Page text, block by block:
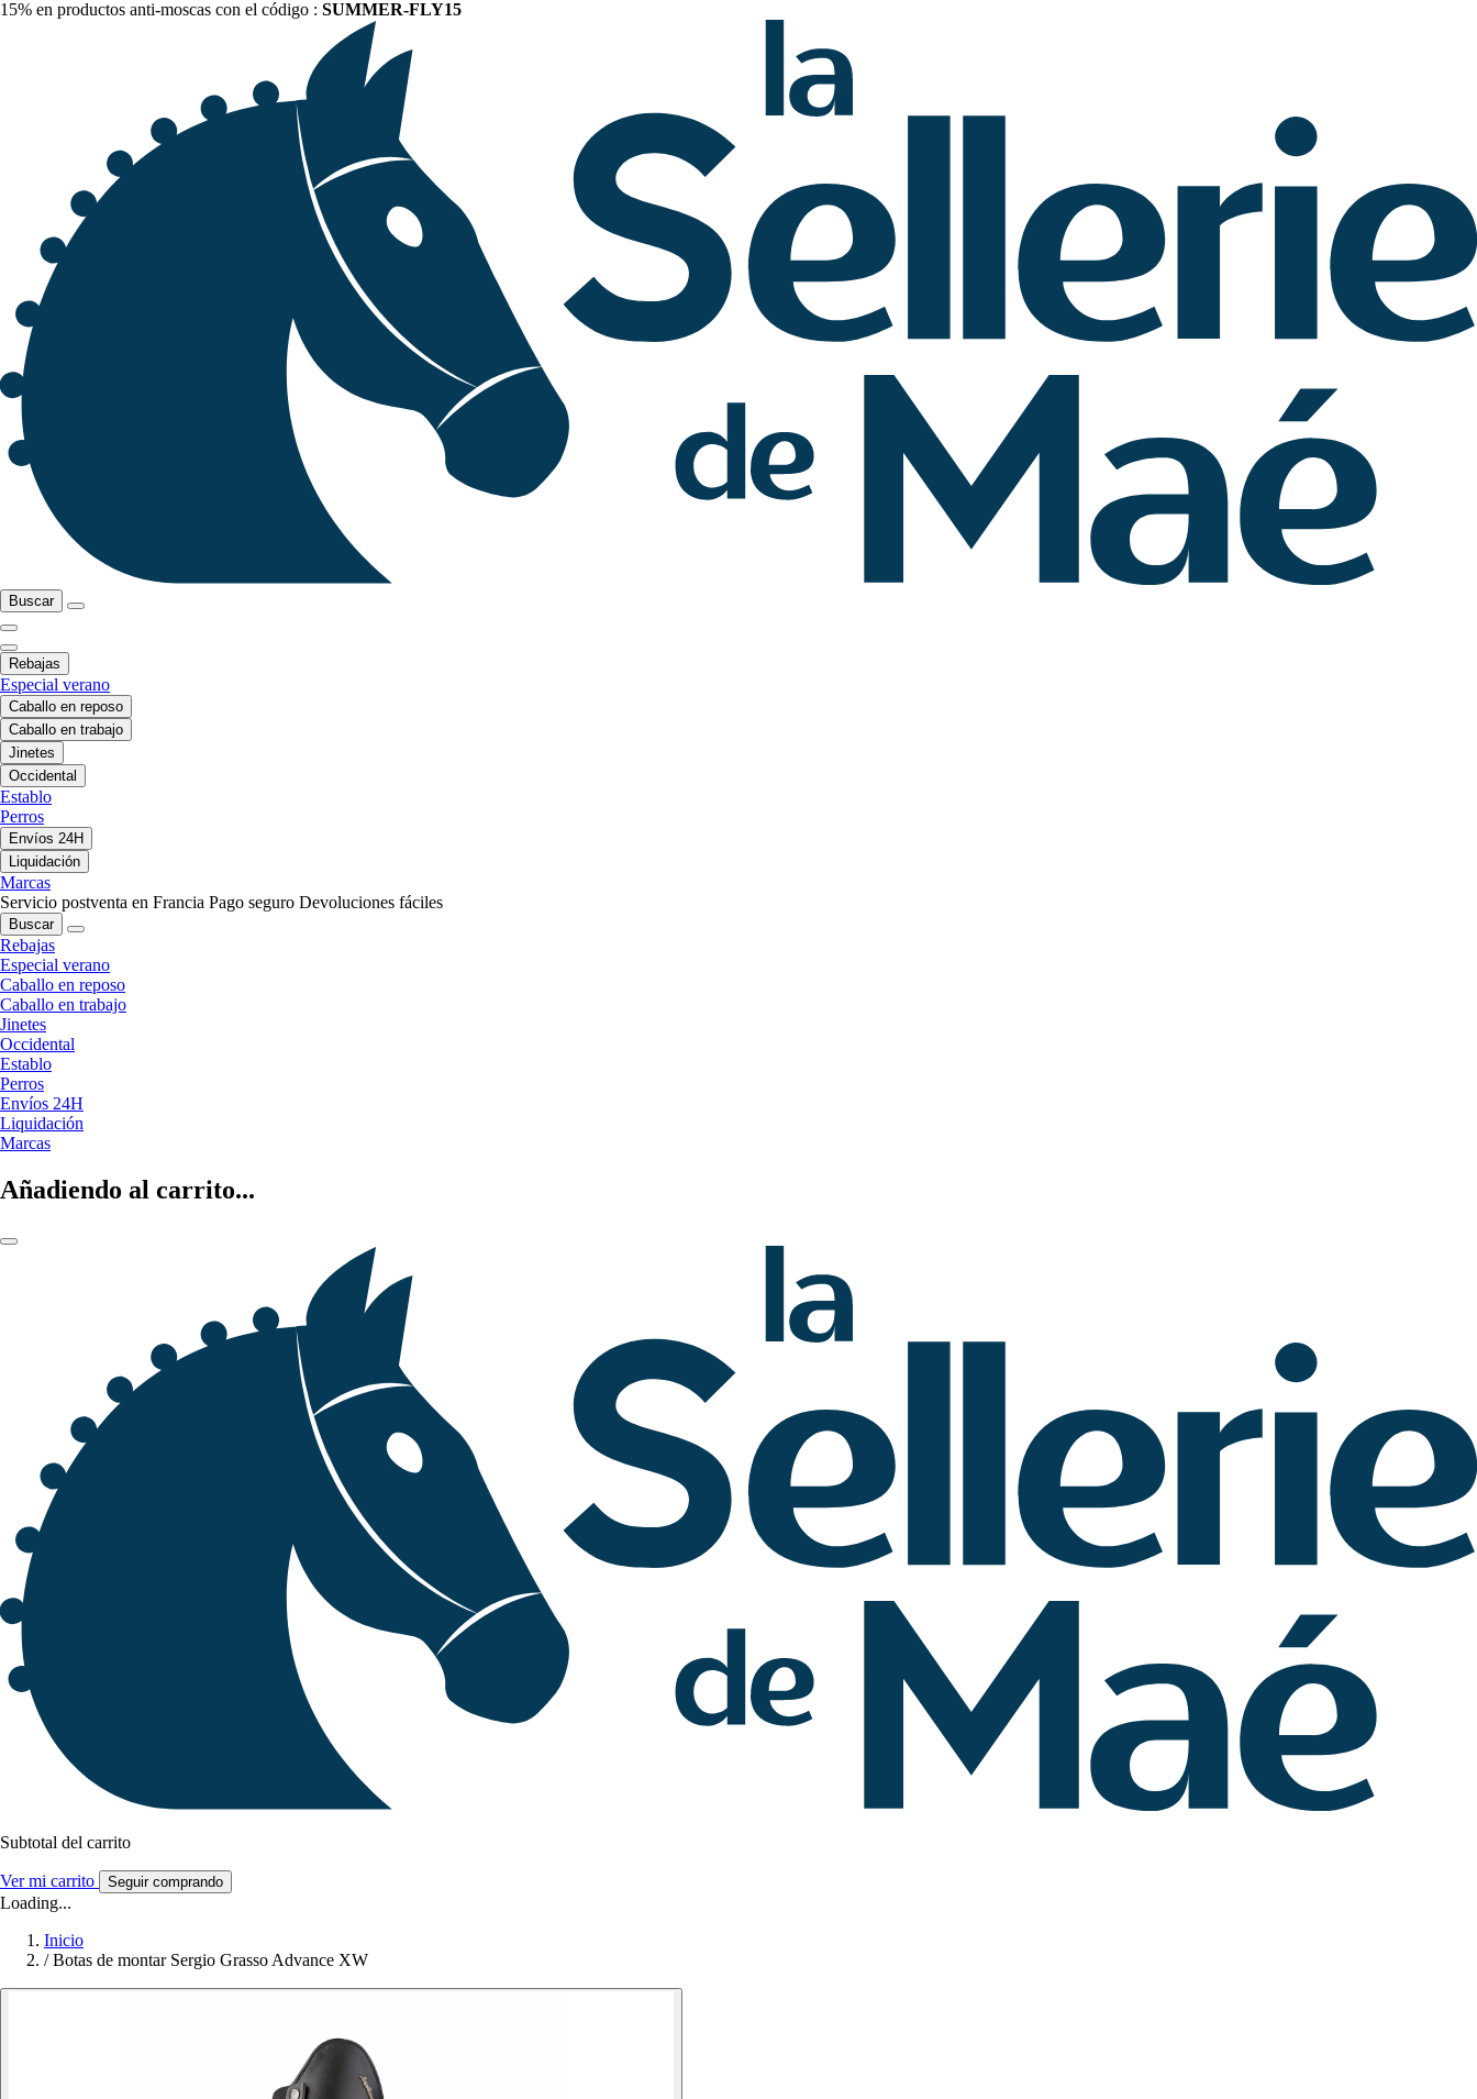
15% en productos anti-moscas con el código : SUMMER-FLY15
Buscar
Rebajas
Especial verano
Caballo en reposo
Caballo en trabajo
Jinetes
Occidental
Establo
Perros
Envíos 24H
Liquidación
Marcas
Servicio postventa en Francia Pago seguro Devoluciones fáciles
Buscar
Rebajas
Especial verano
Caballo en reposo
Caballo en trabajo
Jinetes
Occidental
Establo
Perros
Envíos 24H
Liquidación
Marcas
Añadiendo al carrito...
Subtotal del carrito
Ver mi carrito Seguir comprando
Loading...
Inicio
/ Botas de montar Sergio Grasso Advance XW